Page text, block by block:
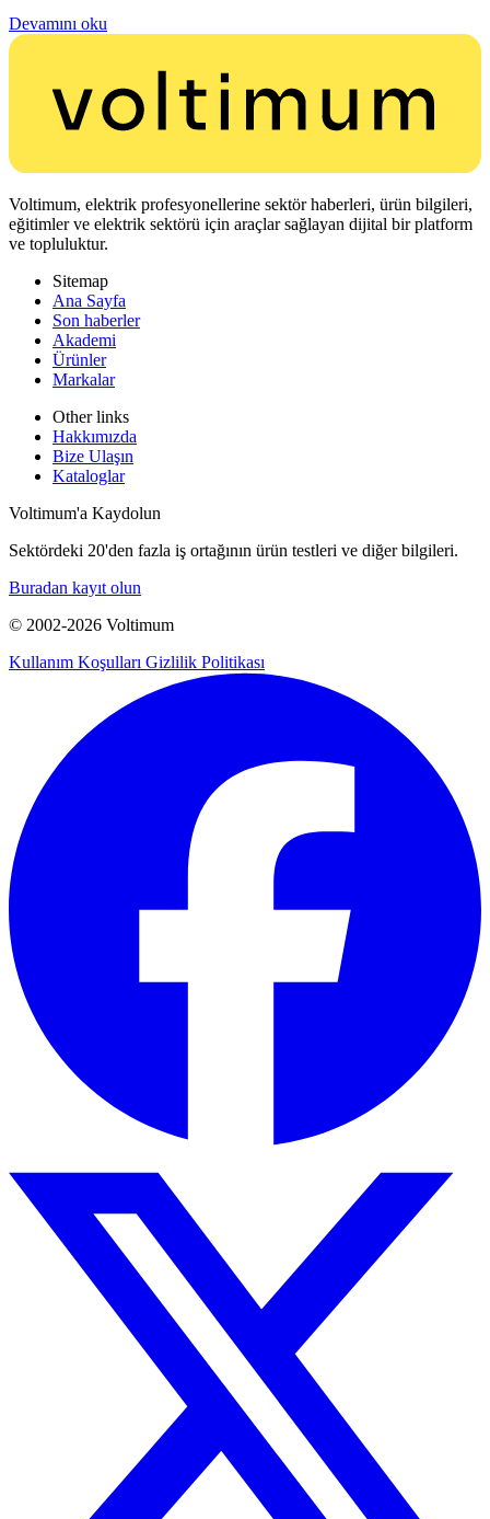
Devamını oku
Voltimum, elektrik profesyonellerine sektör haberleri, ürün bilgileri,
eğitimler ve elektrik sektörü için araçlar sağlayan dijital bir platform
ve topluluktur.
Sitemap
Ana Sayfa
Son haberler
Akademi
Ürünler
Markalar
Other links
Hakkımızda
Bize Ulaşın
Kataloglar
Voltimum'a Kaydolun
Sektördeki 20'den fazla iş ortağının ürün testleri ve diğer bilgileri.
Buradan kayıt olun
© 2002-2026 Voltimum
Kullanım Koşulları Gizlilik Politikası